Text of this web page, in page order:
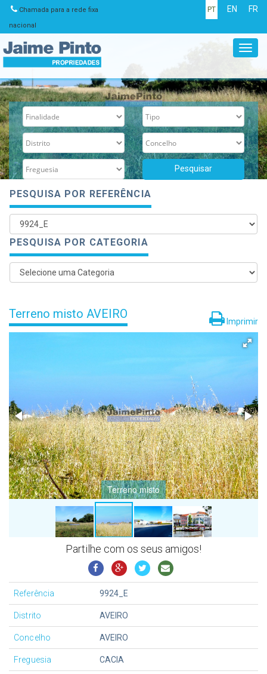
Chamada para a rede fixa
nacional
PT EN FR
PESQUISA POR REFERÊNCIA
PESQUISA POR CATEGORIA
Imprimir
Terreno misto AVEIRO
Terreno misto
Partilhe com os seus amigos!
Referência 9924_E
Distrito AVEIRO
Concelho AVEIRO
Freguesia CACIA